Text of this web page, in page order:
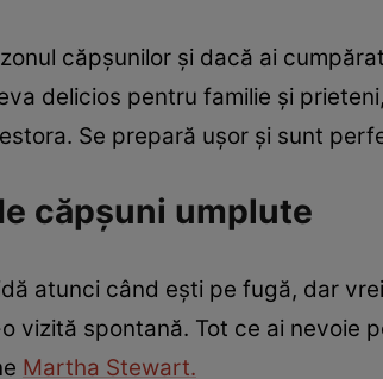
căpșunilor și dacă ai
delicios pentru familie și
Se prepară ușor și sunt
căpșuni umplute
atunci când ești pe fugă, dar
vizită spontană. Tot ce ai nevoie
Martha Stewart.